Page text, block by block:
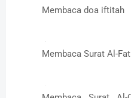
Membaca doa iftitah
Membaca Surat Al-